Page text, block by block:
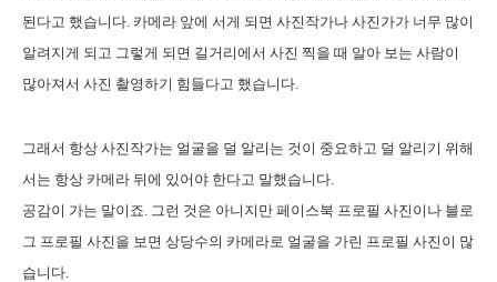
된다고 했습니다. 카메라 앞에 서게 되면 사진작가나 사진가가 너무 많이
알려지게 되고 그렇게 되면 길거리에서 사진 찍을 때 알아 보는 사람이
많아져서 사진 촬영하기 힘들다고 했습니다.
그래서 항상 사진작가는 얼굴을 덜 알리는 것이 중요하고 덜 알리기 위해
서는 항상 카메라 뒤에 있어야 한다고 말했습니다.
공감이 가는 말이죠. 그런 것은 아니지만 페이스북 프로필 사진이나 블로
그 프로필 사진을 보면 상당수의 카메라로 얼굴을 가린 프로필 사진이 많
습니다.